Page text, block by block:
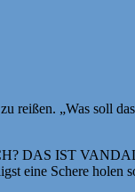
„Was soll
DAS IST
eine Schere holen